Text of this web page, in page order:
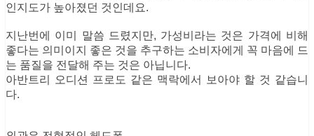
인지도가 높아졌던 것인데요.
지난번에 이미 말씀 드렸지만, 가성비라는 것은 가격에 비해
좋다는 의미이지 좋은 것을 추구하는 소비자에게 꼭 마음에 드
는 품질을 전달해 주는 것은 아닙니다.
아반트리 오디션 프로도 같은 맥락에서 보아야 할 것 같습니
다.